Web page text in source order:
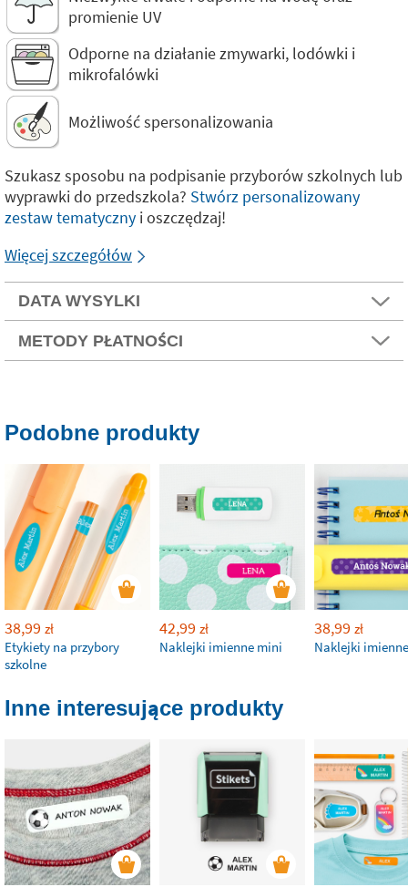
promienie UV
Odporne na działanie zmywarki, lodówki i
mikrofalówki
Możliwość spersonalizowania
Szukasz sposobu na podpisanie przyborów szkolnych lub
wyprawki do przedszkola? Stwórz personalizowany
zestaw tematyczny i oszczędzaj!
Więcej szczegółów
DATA WYSYLKI
METODY PŁATNOŚCI
Podobne produkty
38,99 zł
Etykiety na przybory
szkolne
42,99 zł
Naklejki imienne mini
38,99 zł
Naklejki
Inne interesujące produkty